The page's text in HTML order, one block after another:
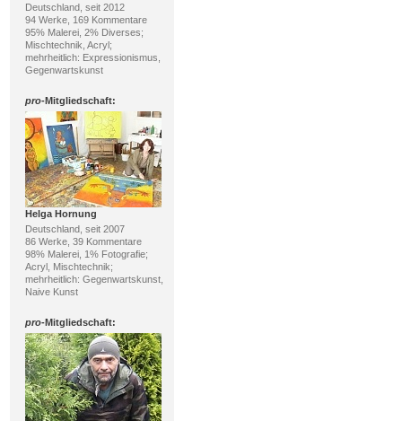
Deutschland, seit 2012
94 Werke, 169 Kommentare
95% Malerei, 2% Diverses;
Mischtechnik, Acryl;
mehrheitlich: Expressionismus,
Gegenwartskunst
pro-Mitgliedschaft:
Helga Hornung
Deutschland, seit 2007
86 Werke, 39 Kommentare
98% Malerei, 1% Fotografie;
Acryl, Mischtechnik;
mehrheitlich: Gegenwartskunst,
Naive Kunst
pro-Mitgliedschaft: